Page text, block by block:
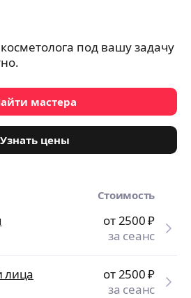
под вашу задачу
мастера
Узнать цены
Стоимость
от 2500₽
за сеанс
лица от 2500₽
за сеанс